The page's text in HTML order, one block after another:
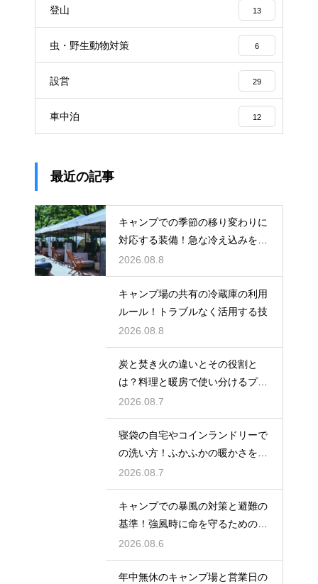
登山 13
虫・野生動物対策 6
設営 29
車中泊 12
最近の記事
キャンプでの季節の移り変わりに
対応する装備！急な冷え込みを乗
り切る
2026.08.8
キャンプ場の共有の冷蔵庫の利用
ルール！トラブルなく活用する技
2026.08.8
炭と焚き火の違いとその役割と
は？料理と暖房で使い分けるプロ
の技
2026.08.7
寝袋の自宅やコインランドリーで
の洗い方！ふかふかの暖かさを復
活させる
2026.08.7
キャンプでの暴風の対策と避難の
基準！強風時に命を守るための行
動
2026.08.6
年中無休のキャンプ場と営業日の